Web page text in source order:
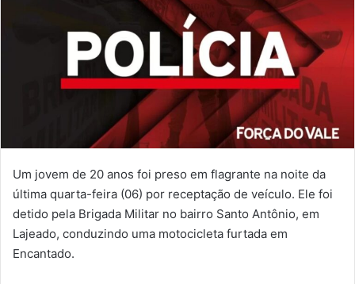
Um jovem de 20 anos foi preso em flagrante na noite da
última quarta-feira (06) por receptação de veículo. Ele foi
detido pela Brigada Militar no bairro Santo Antônio, em
Lajeado, conduzindo uma motocicleta furtada em
Encantado.